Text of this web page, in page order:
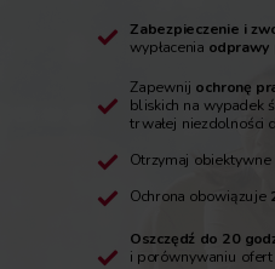
Zapewnij ochronę
bliskich na wypadek
trwałej niezdolności
Otrzymaj obiektywne
Ochrona obowiązuje
Oszczędź do 20
i porównywaniu
Zabezpieczenie i
wypłacenia odprawy